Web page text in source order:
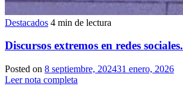
Destacados 4 min de lectura
Discursos extremos en redes sociales.
Posted on 8 septiembre, 202431 enero, 2026
Leer nota completa